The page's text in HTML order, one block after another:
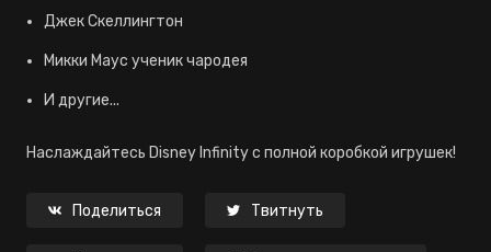
Джек Скеллингтон
Микки Маус ученик чародея
И другие...
Наслаждайтесь Disney Infinity с полной коробкой игрушек!
Поделиться Твитнуть